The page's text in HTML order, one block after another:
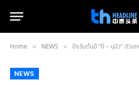
Home » NEWS » ปังรับต้นปี “ซี – นุนิว” ตัวแทนศิลปินไทยรับรางวัล Thai Best Artist
NEWS